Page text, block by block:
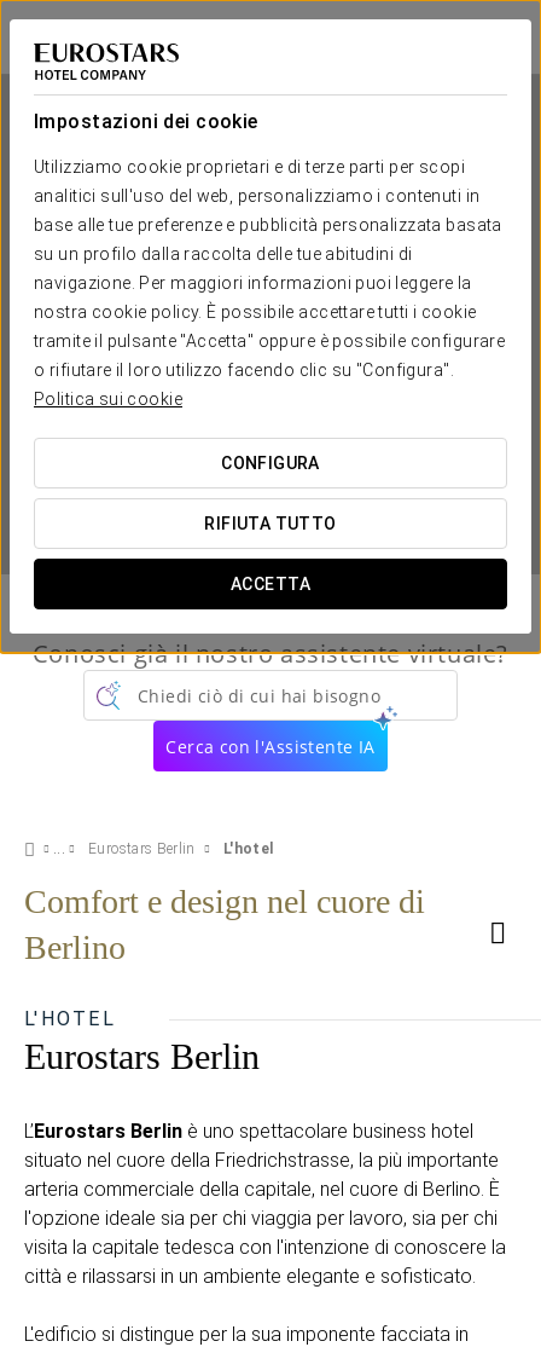
Impostazioni dei cookie
Utilizziamo cookie proprietari e di terze parti per scopi
analitici sull'uso del web, personalizziamo i contenuti in
base alle tue preferenze e pubblicità personalizzata basata
su un profilo dalla raccolta delle tue abitudini di
navigazione. Per maggiori informazioni puoi leggere la
nostra cookie policy. È possibile accettare tutti i cookie
tramite il pulsante "Accetta" oppure è possibile configurare
o rifiutare il loro utilizzo facendo clic su "Configura".
Politica sui cookie
CONFIGURA
RIFIUTA TUTTO
ACCETTA
Eurostars Berlin
BERLIN
Eurostars Berlin
BERLIN
QUANDO VUOI ANDARE?
Conosci già il nostro assistente virtuale?
Chiedi ciò di cui hai bisogno
Cerca con l'Assistente IA
Eurostars Berlin L'hotel
Comfort e design nel cuore di
Berlino
L'HOTEL
Eurostars Berlin
L’Eurostars Berlin è uno spettacolare business hotel
situato nel cuore della Friedrichstrasse, la più importante
arteria commerciale della capitale, nel cuore di Berlino. È
l'opzione ideale sia per chi viaggia per lavoro, sia per chi
visita la capitale tedesca con l'intenzione di conoscere la
città e rilassarsi in un ambiente elegante e sofisticato.
L'edificio si distingue per la sua imponente facciata in